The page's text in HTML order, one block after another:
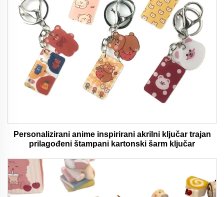
Personalizirani anime inspirirani akrilni ključar trajan
prilagođeni štampani kartonski šarm ključar